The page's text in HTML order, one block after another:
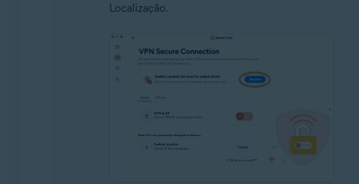
Localização.